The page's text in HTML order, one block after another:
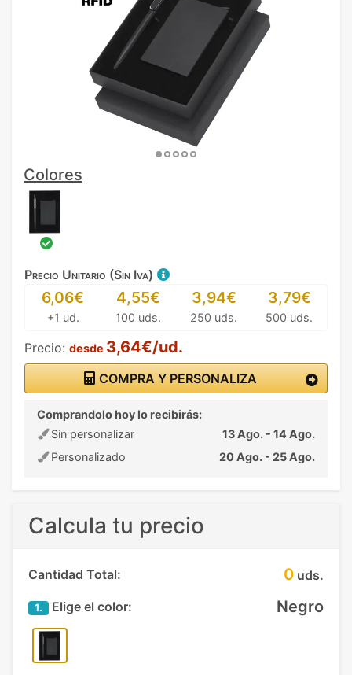
Colores
Precio Unitario (Sin Iva)
6,06€
+1 ud.
4,55€
100 uds.
3,94€
250 uds.
3,79€
500 uds.
Precio: desde 3,64€/ud.
COMPRA Y PERSONALIZA
Comprandolo hoy lo recibirás:
Sin personalizar
13 Ago. - 14 Ago.
Personalizado
20 Ago. - 25 Ago.
Calcula tu precio
Cantidad Total: 0 uds.
1. Elige el color: Negro